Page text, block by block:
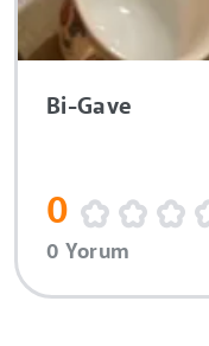
Bi-Gave
0
0 Yorum